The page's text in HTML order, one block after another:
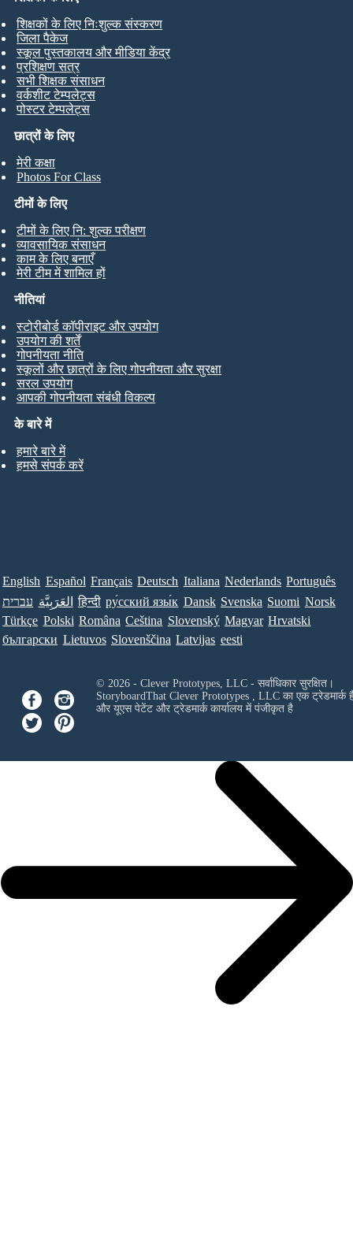
छात्रों के लिए
मेरी कक्षा
Photos For Class
शिक्षकों के लिए निःशुल्क संस्करण
जिला पैकेज
स्कूल पुस्तकालय और मीडिया केंद्र
प्रशिक्षण सत्र
सभी शिक्षक संसाधन
वर्कशीट टेम्पलेट्स
पोस्टर टेम्पलेट्स
टीमों के लिए
टीमों के लिए नि: शुल्क परीक्षण
व्यावसायिक संसाधन
काम के लिए बनाएँ
मेरी टीम में शामिल हों
के बारे में
हमारे बारे में
हमसे संपर्क करें
नीतियां
स्टोरीबोर्ड कॉपीराइट और उपयोग
उपयोग की शर्तें
गोपनीयता नीति
स्कूलों और छात्रों के लिए गोपनीयता और सुरक्षा
सरल उपयोग
आपकी गोपनीयता संबंधी विकल्प
English Español Français Deutsch Italiana Nederlands Português
עברית العَرَبِيَّة हिन्दी ру́сский язы́к Dansk Svenska Suomi Norsk
Türkçe Polski Româna Ceština Slovenský Magyar Hrvatski
български Lietuvos Slovenščina Latvijas eesti
© 2026 - Clever Prototypes, LLC - सर्वाधिकार सुरक्षित।
StoryboardThat Clever Prototypes , LLCका एक ट्रेडमार्क
और यूएस पेटेंट और ट्रेडमार्क कार्यालय में पंजीकृत है